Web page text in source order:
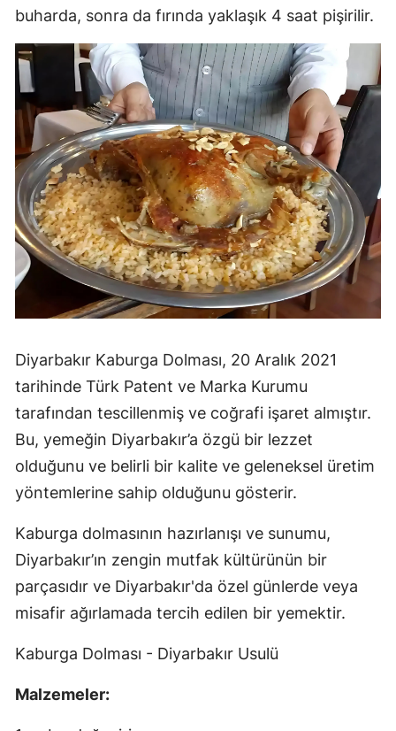
buharda, sonra da fırında yaklaşık 4 saat pişirilir.
Diyarbakır Kaburga Dolması, 20 Aralık 2021
tarihinde Türk Patent ve Marka Kurumu
tarafından tescillenmiş ve coğrafi işaret almıştır.
Bu, yemeğin Diyarbakır’a özgü bir lezzet
olduğunu ve belirli bir kalite ve geleneksel üretim
yöntemlerine sahip olduğunu gösterir.
Kaburga dolmasının hazırlanışı ve sunumu,
Diyarbakır’ın zengin mutfak kültürünün bir
parçasıdır ve Diyarbakır'da özel günlerde veya
misafir ağırlamada tercih edilen bir yemektir.
Kaburga Dolması - Diyarbakır Usulü
Malzemeler: